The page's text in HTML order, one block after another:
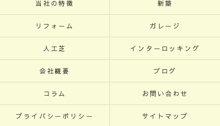
当社の特徴 新築
リフォーム ガレージ
人工芝 インターロッキング
会社概要 ブログ
コラム お問い合わせ
プライバシーポリシー サイトマップ